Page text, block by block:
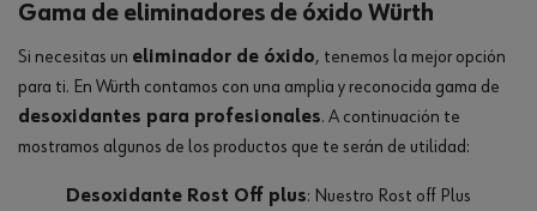
Gama de eliminadores de óxido Würth
Si necesitas un eliminador de óxido, tenemos la mejor opción
para ti. En Würth contamos con una amplia y reconocida gama de
desoxidantes para profesionales. A continuación te
mostramos algunos de los productos que te serán de utilidad:
Desoxidante Rost Off plus: Nuestro Rost off Plus